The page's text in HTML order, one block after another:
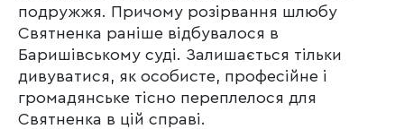
подружжя. Причому розірвання шлюбу
Святненка раніше відбувалося в
Баришівському суді. Залишається тільки
дивуватися, як особисте, професійне і
громадянське тісно переплелося для
Святненка в цій справі.